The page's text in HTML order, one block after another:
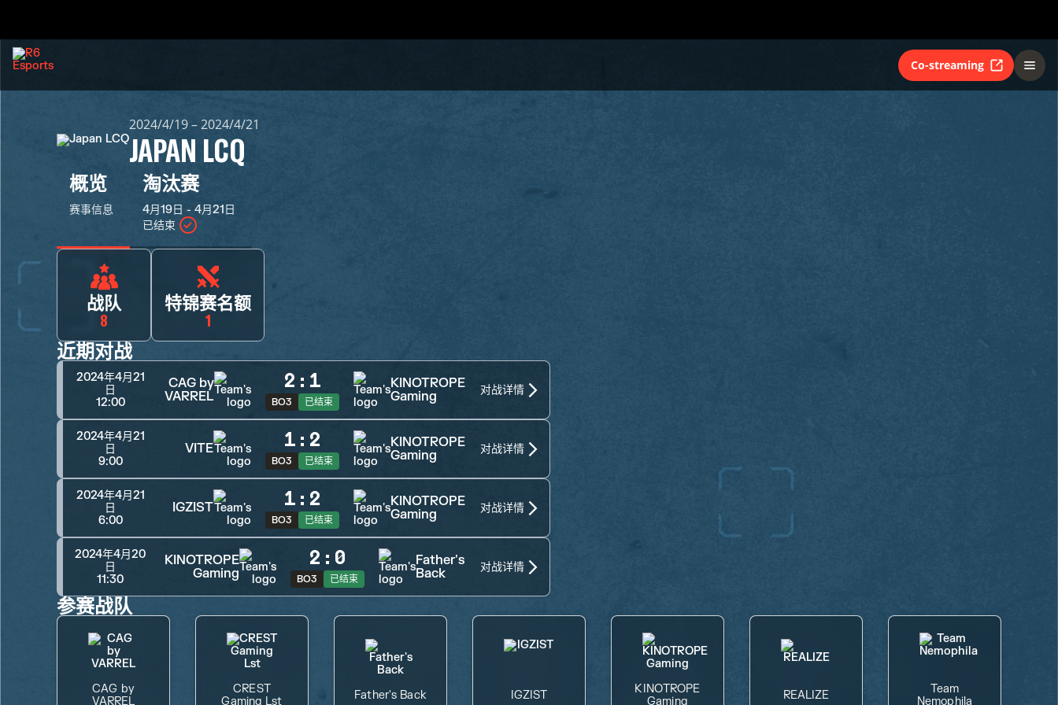
Co-streaming
2024/4/19 – 2024/4/21
JAPAN LCQ
概览
赛事信息
淘汰赛
4月19日 - 4月21日
已结束
战队
8
特锦赛名额
1
近期对战
2024年4月21
日
12:00
CAG by
VARREL
2 : 1
BO3 已结束
KINOTROPE
Gaming
对战详情
2024年4月21
日
9:00
VITE 1 : 2
BO3 已结束
KINOTROPE
Gaming
对战详情
2024年4月21
日
6:00
IGZIST 1 : 2
BO3 已结束
KINOTROPE
Gaming
对战详情
2024年4月20
日
11:30
KINOTROPE
Gaming
2 : 0
BO3 已结束
Father's
Back
对战详情
参赛战队
CAG by
VARREL
CREST
Gaming Lst
Father's Back IGZIST
KINOTROPE
Gaming
REALIZE
Team
Nemophila